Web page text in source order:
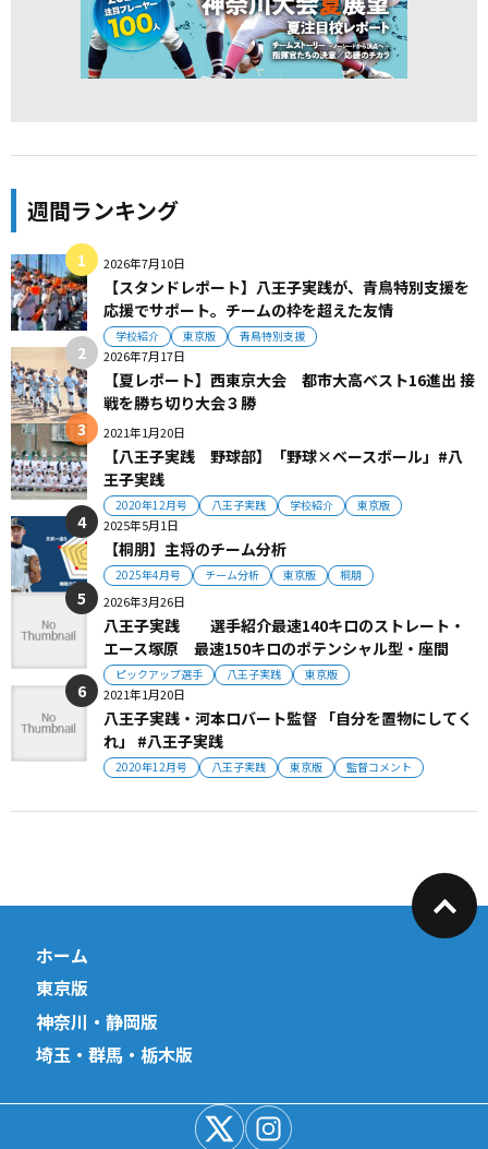
週間ランキング
2026年7月10日
【スタンドレポート】八王子実践が、青鳥特別支援を
応援でサポート。チームの枠を超えた友情
学校紹介 東京版 青鳥特別支援
2026年7月17日
【夏レポート】西東京大会 都市大高ベスト16進出 接
戦を勝ち切り大会３勝
2021年1月20日
【八王子実践 野球部】「野球×ベースボール」#八
王子実践
2020年12月号 八王子実践 学校紹介 東京版
2025年5月1日
【桐朋】主将のチーム分析
2025年4月号 チーム分析 東京版 桐朋
2026年3月26日
八王子実践 選手紹介最速140キロのストレート・
エース塚原 最速150キロのポテンシャル型・座間
ピックアップ選手 八王子実践 東京版
2021年1月20日
八王子実践・河本ロバート監督 「自分を置物にしてく
れ」 #八王子実践
2020年12月号 八王子実践 東京版 監督コメント
ホーム
東京版
神奈川・静岡版
埼玉・群馬・栃木版